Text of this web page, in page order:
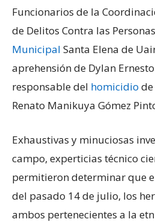
Funcionarios de la
de Delitos Contra las
Municipal Santa Elena de
aprehensión de Dylan
responsable del homicidio
Renato Manikuya Gómez
Exhaustivas y minuciosas
campo, experticias técnico
permitieron determinar que
del pasado 14 de julio, los
ambos pertenecientes a la